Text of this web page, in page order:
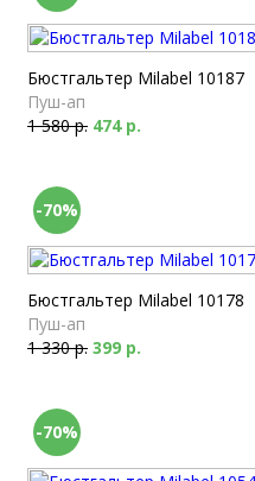
Бюстгальтер Milabel 10187
Пуш-ап
1 580 р. 474 р.
-70%
Бюстгальтер Milabel 10178
Пуш-ап
1 330 р. 399 р.
-70%